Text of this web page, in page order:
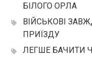
БІЛОГО ОРЛА
ВІЙСЬКОВІ
ПРИЇЗДУ
ЛЕГШЕ БАЧИТИ